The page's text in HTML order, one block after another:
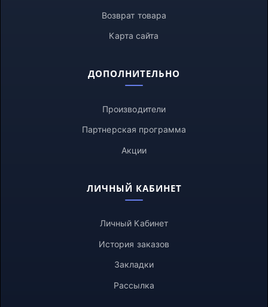
Возврат товара
Карта сайта
ДОПОЛНИТЕЛЬНО
Производители
Партнерская программа
Акции
ЛИЧНЫЙ КАБИНЕТ
Личный Кабинет
История заказов
Закладки
Рассылка